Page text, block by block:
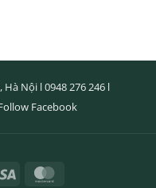
Hà Nội l0948 276 246l
Facebook
Visa